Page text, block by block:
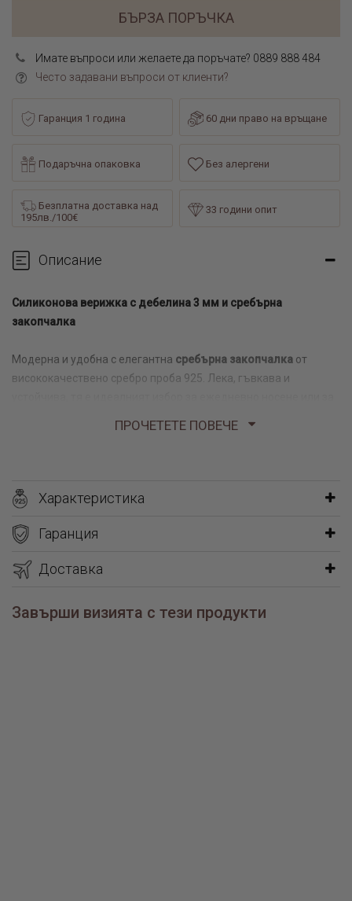
БЪРЗА ПОРЪЧКА
Имате въпроси или желаете да поръчате? 0889 888 484
Често задавани въпроси от клиенти?
Гаранция 1 година 60 дни право на връщане
Подаръчна опаковка Без алергени
Безплатна доставка над
195лв./100€
33 години опит
Описание
Силиконова верижка с дебелина3 мм и сребърна
закопчалка
Модерна и удобна с елегантна сребърна закопчалка от
висококачествено сребро проба 925. Лека, гъвкава и
✔ Удобна и издръжлива
✔ Перфектно се съчетава със сребърни елементи
Получавате бижуто придружено със сертификат за качество и
подаръчна опаковка.
ПРОЧЕТЕТЕ ПОВЕЧЕ
Характеристика
Гаранция
Доставка
Завърши визията с тези продукти